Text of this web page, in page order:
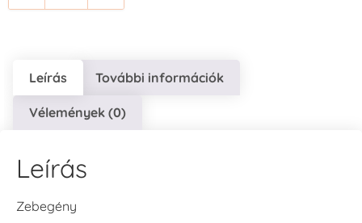
Leírás További információk
Vélemények (0)
Leírás
Zebegény